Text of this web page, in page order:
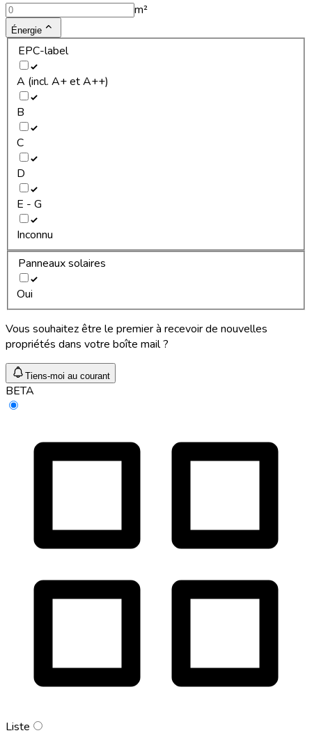
m²
Énergie
EPC-label
A (incl. A+ et A++)
B
C
D
E - G
Inconnu
Panneaux solaires
Oui
Vous souhaitez être le premier à recevoir de nouvelles
propriétés dans votre boîte mail ?
Tiens-moi au courant
BETA
Liste